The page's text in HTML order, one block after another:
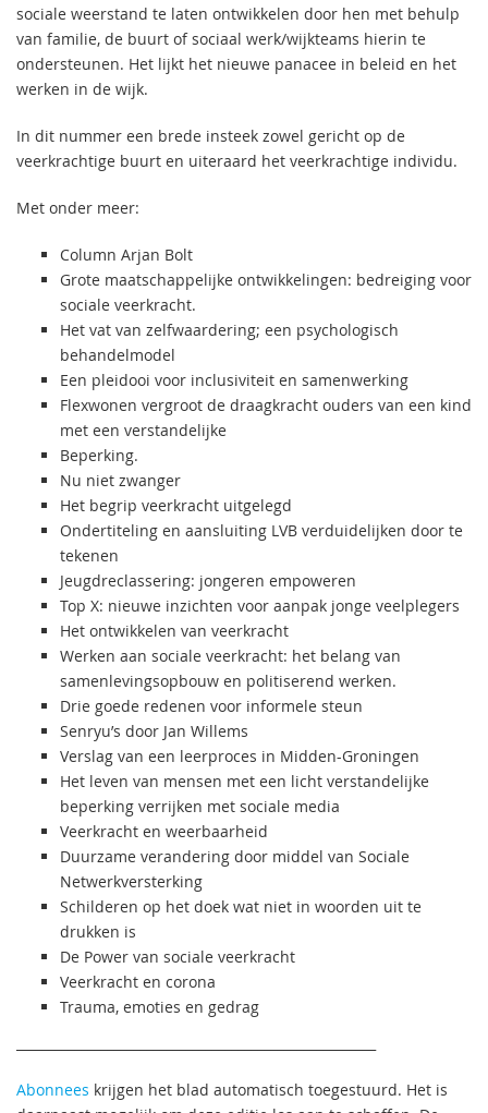
sociale weerstand te laten ontwikkelen door hen met behulp
van familie, de buurt of sociaal werk/wijkteams hierin te
ondersteunen. Het lijkt het nieuwe panacee in beleid en het
werken in de wijk.
In dit nummer een brede insteek zowel gericht op de
veerkrachtige buurt en uiteraard het veerkrachtige individu.
Met onder meer:
Column Arjan Bolt
Grote maatschappelijke ontwikkelingen: bedreiging voor
sociale veerkracht.
Het vat van zelfwaardering; een psychologisch
behandelmodel
Een pleidooi voor inclusiviteit en samenwerking
Flexwonen vergroot de draagkracht ouders van een kind
met een verstandelijke
Beperking.
Nu niet zwanger
Het begrip veerkracht uitgelegd
Ondertiteling en aansluiting LVB verduidelijken door te
tekenen
Jeugdreclassering: jongeren empoweren
Top X: nieuwe inzichten voor aanpak jonge veelplegers
Het ontwikkelen van veerkracht
Werken aan sociale veerkracht: het belang van
samenlevingsopbouw en politiserend werken.
Drie goede redenen voor informele steun
Senryu’s door Jan Willems
Verslag van een leerproces in Midden-Groningen
Het leven van mensen met een licht verstandelijke
beperking verrijken met sociale media
Veerkracht en weerbaarheid
Duurzame verandering door middel van Sociale
Netwerkversterking
Schilderen op het doek wat niet in woorden uit te
drukken is
De Power van sociale veerkracht
Veerkracht en corona
Trauma, emoties en gedrag
Abonnees krijgen het blad automatisch toegestuurd. Het is